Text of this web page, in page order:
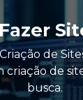
Fazer
de
criação de
busca.